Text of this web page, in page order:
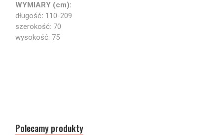
WYMIARY (cm):
długość: 110-209
szerokość: 70
wysokość: 75
Polecamy produkty